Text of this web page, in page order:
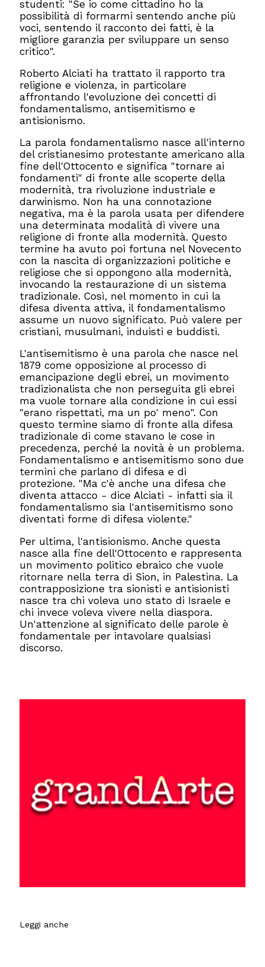
studenti: "Se io come cittadino ho la
possibilità di formarmi sentendo anche più
voci, sentendo il racconto dei fatti, è la
migliore garanzia per sviluppare un senso
critico".
Roberto Alciati ha trattato il rapporto tra
religione e violenza, in particolare
affrontando l'evoluzione dei concetti di
fondamentalismo, antisemitismo e
antisionismo.
La parola fondamentalismo nasce all'interno
del cristianesimo protestante americano alla
fine dell'Ottocento e significa "tornare ai
fondamenti" di fronte alle scoperte della
modernità, tra rivoluzione industriale e
darwinismo. Non ha una connotazione
negativa, ma è la parola usata per difendere
una determinata modalità di vivere una
religione di fronte alla modernità. Questo
termine ha avuto poi fortuna nel Novecento
con la nascita di organizzazioni politiche e
religiose che si oppongono alla modernità,
invocando la restaurazione di un sistema
tradizionale. Così, nel momento in cui la
difesa diventa attiva, il fondamentalismo
assume un nuovo significato. Può valere per
cristiani, musulmani, induisti e buddisti.
L'antisemitismo è una parola che nasce nel
1879 come opposizione al processo di
emancipazione degli ebrei, un movimento
tradizionalista che non perseguita gli ebrei
ma vuole tornare alla condizione in cui essi
"erano rispettati, ma un po' meno". Con
questo termine siamo di fronte alla difesa
tradizionale di come stavano le cose in
precedenza, perché la novità è un problema.
Fondamentalismo e antisemitismo sono due
termini che parlano di difesa e di
protezione. "Ma c'è anche una difesa che
diventa attacco - dice Alciati - infatti sia il
fondamentalismo sia l'antisemitismo sono
diventati forme di difesa violente."
Per ultima, l'antisionismo. Anche questa
nasce alla fine dell'Ottocento e rappresenta
un movimento politico ebraico che vuole
ritornare nella terra di Sion, in Palestina. La
contrapposizione tra sionisti e antisionisti
nasce tra chi voleva uno stato di Israele e
chi invece voleva vivere nella diaspora.
Un'attenzione al significato delle parole è
fondamentale per intavolare qualsiasi
discorso.
Leggi anche